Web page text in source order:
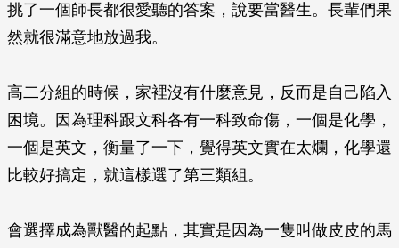
挑了一個師長都很愛聽的答案，說要當醫生。長輩們果
然就很滿意地放過我。
高二分組的時候，家裡沒有什麼意見，反而是自己陷入
困境。因為理科跟文科各有一科致命傷，一個是化學，
一個是英文，衡量了一下，覺得英文實在太爛，化學還
比較好搞定，就這樣選了第三類組。
會選擇成為獸醫的起點，其實是因為一隻叫做皮皮的馬